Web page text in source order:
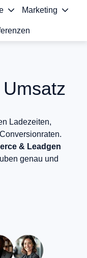
Marketing
Ladezeiten,
& Leadgen
genau und